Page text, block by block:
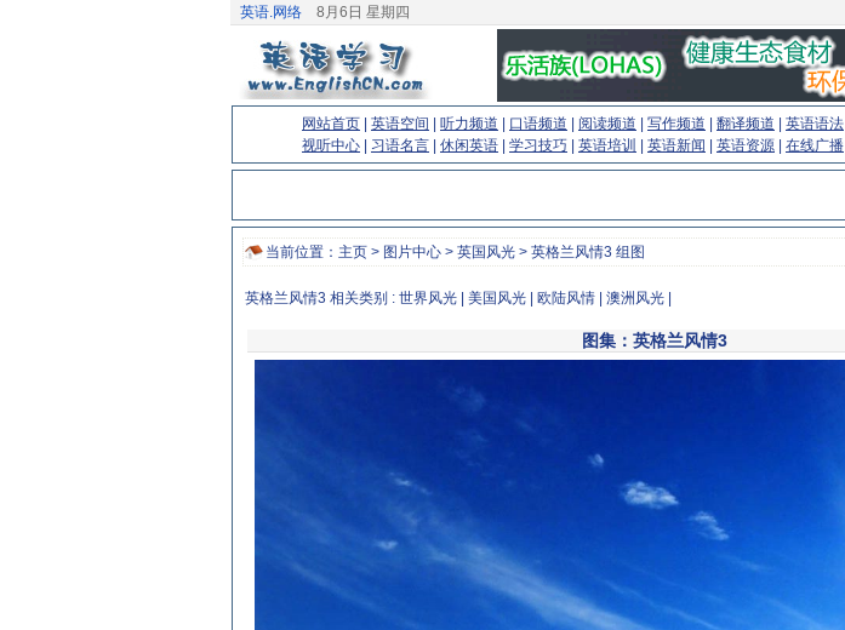
英语.网络 8月6日 星期四
网站首页 英语空间 听力频道 口语频道 阅读频道 写作频道 翻译频道 英语语法
视听中心
习语名言 休闲英语 学习技巧 英语培训 英语新闻 英语资源 在线广播
当前位置： 主页 > 图片中心 > 英国风光 > 英格兰风情3 组图
英格兰风情3 相关类别 : 世界风光 美国风光 欧陆风情 澳洲风光
图集：英格兰风情3